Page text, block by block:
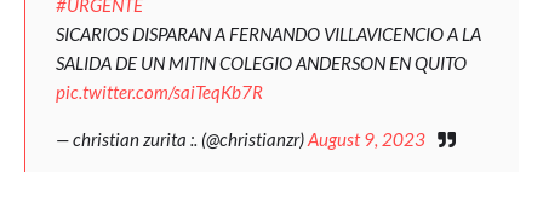
#URGENTE
SICARIOS DISPARAN A FERNANDO VILLAVICENCIO A LA
SALIDA DE UN MITIN COLEGIO ANDERSON EN QUITO
pic.twitter.com/saiTeqKb7R
— christian zurita :. (@christianzr)August 9, 2023